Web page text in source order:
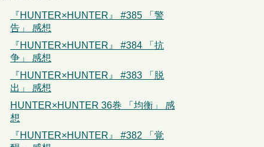
『HUNTER×HUNTER』 #385 「警
告」 感想
『HUNTER×HUNTER』 #384 「抗
争」 感想
『HUNTER×HUNTER』 #383 「脱
出」 感想
HUNTER×HUNTER 36巻 「均衡」 感
想
『HUNTER×HUNTER』 #382 「覚